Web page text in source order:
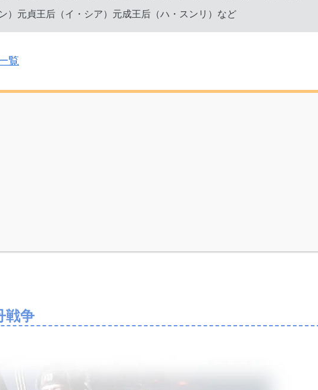
）元貞王后（イ・シア）元成王后（ハ・スンリ）など
覧
戦争